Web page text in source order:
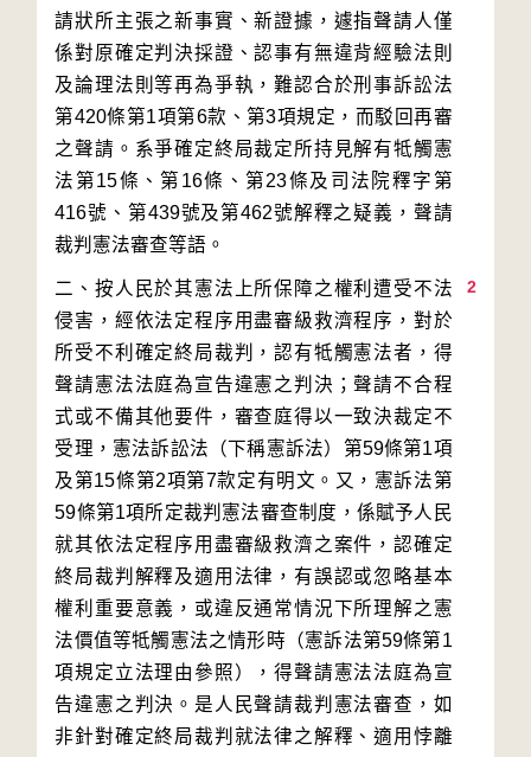
請狀所主張之新事實、新證據，遽指聲請人僅
係對原確定判決採證、認事有無違背經驗法則
及論理法則等再為爭執，難認合於刑事訴訟法
第420條第1項第6款、第3項規定，而駁回再審
之聲請。系爭確定終局裁定所持見解有牴觸憲
法第15條、第16條、第23條及司法院釋字第
416號、第439號及第462號解釋之疑義，聲請
2
二、按人民於其憲法上所保障之權利遭受不法
侵害，經依法定程序用盡審級救濟程序，對於
所受不利確定終局裁判，認有牴觸憲法者，得
聲請憲法法庭為宣告違憲之判決；聲請不合程
式或不備其他要件，審查庭得以一致決裁定不
受理，憲法訴訟法（下稱憲訴法）第59條第1項
及第15條第2項第7款定有明文。又，憲訴法第
59條第1項所定裁判憲法審查制度，係賦予人民
就其依法定程序用盡審級救濟之案件，認確定
終局裁判解釋及適用法律，有誤認或忽略基本
權利重要意義，或違反通常情況下所理解之憲
法價值等牴觸憲法之情形時（憲訴法第59條第1
項規定立法理由參照），得聲請憲法法庭為宣
告違憲之判決。是人民聲請裁判憲法審查，如
非針對確定終局裁判就法律之解釋、適用悖離